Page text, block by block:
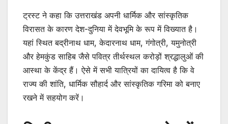
ट्रस्ट ने कहा कि उत्तराखंड अपनी धार्मिक और सांस्कृतिक
विरासत के कारण देश-दुनिया में देवभूमि के रूप में विख्यात है।
यहां स्थित बद्रीनाथ धाम, केदारनाथ धाम, गंगोत्री, यमुनोत्री
और हेमकुंड साहिब जैसे पवित्र तीर्थस्थल करोड़ों श्रद्धालुओं की
आस्था के केंद्र हैं। ऐसे में सभी यात्रियों का दायित्व है कि वे
राज्य की शांति, धार्मिक सौहार्द और सांस्कृतिक गरिमा को बनाए
रखने में सहयोग करें।